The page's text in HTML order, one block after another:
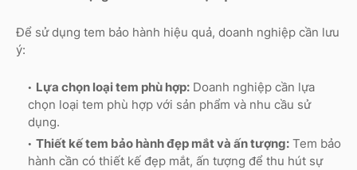
Để sử dụng tem bảo hành hiệu quả, doanh nghiệp cần lưu
ý:
Lựa chọn loại tem phù hợp: Doanh nghiệp cần lựa
chọn loại tem phù hợp với sản phẩm và nhu cầu sử
dụng.
Thiết kế tem bảo hành đẹp mắt và ấn tượng: Tem bảo
hành cần có thiết kế đẹp mắt, ấn tượng để thu hút sự